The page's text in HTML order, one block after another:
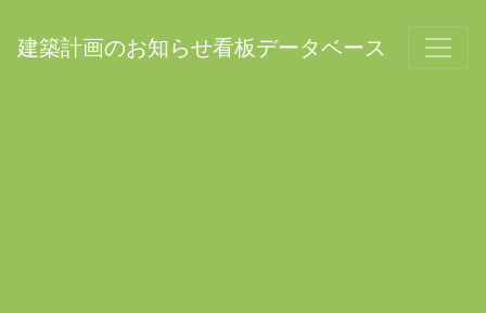
建築計画のお知らせ看板データベース